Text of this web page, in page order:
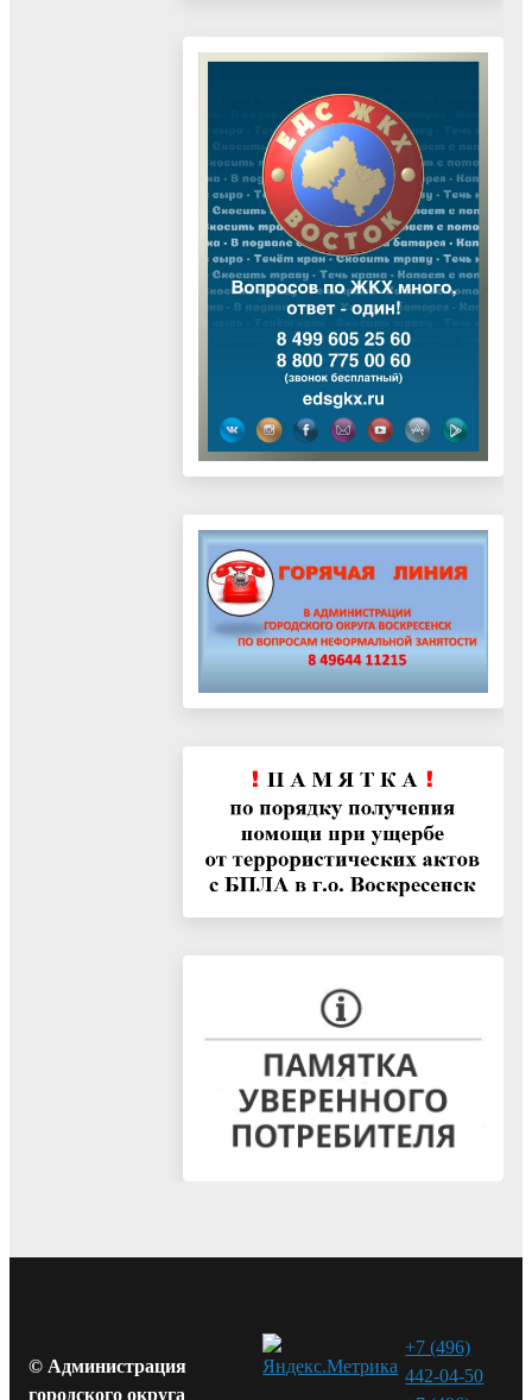
© Администрация
городского округа
+7 (496)
442-04-50